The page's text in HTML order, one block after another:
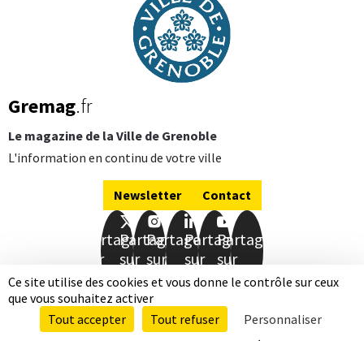
Ce site utilise des cookies et vous donne le contrôle sur ceux
que vous souhaitez activer
Tout accepter
Tout refuser
Personnaliser
Gremag.fr
Le magazine de la Ville de Grenoble
L'information en continu de votre ville
Newsletter Contact
Partager
sur
Facebook
Partager
sur
Twitter
Partager
sur
Instagram
Partager
sur
LinkedIn
Partager
sur
Youtube
Mentions légalesDonnées personnelles
Accessibilité totalement conformePlan de site